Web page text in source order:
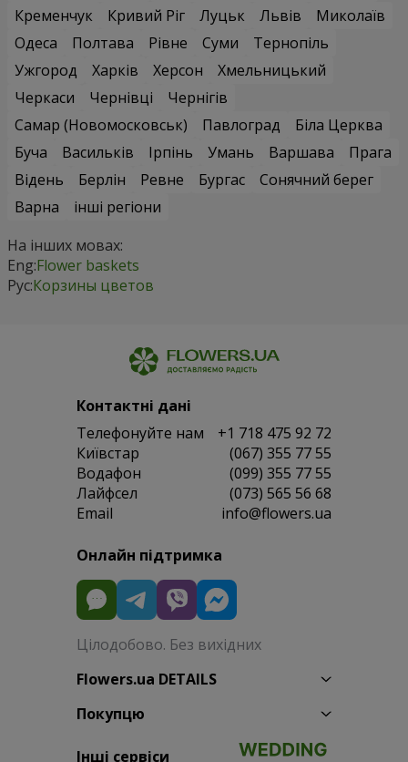
Кременчук
Кривий Ріг Луцьк Львів
Миколаїв
Одеса
Полтава Рівне Суми
Тернопіль
Ужгород
Харків Херсон
Хмельницький
Черкаси
Чернівці
Чернігів
Самар (Новомосковськ)
Павлоград
Біла Церква
Буча
Васильків Ірпінь Умань Варшава
Прага
Відень
Берлін Ревне Бургас
Сонячний берег
Варна
інші регіони
На інших мовах:
Eng:Flower baskets
Рус:Корзины цветов
Контактні дані
Телефонуйте нам
+1 718 475 92 72
Київстар
(067) 355 77 55
Водафон
(099) 355 77 55
Лайфсел
(073) 565 56 68
Email
info@flowers.ua
Онлайн підтримка
Цілодобово. Без вихідних
Flowers.ua DETAILS
Покупцю
Інші сервіси